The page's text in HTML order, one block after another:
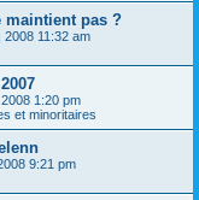
maintient pas ?
2008 11:32 am
1:20 pm
et minoritaires
9:21 pm